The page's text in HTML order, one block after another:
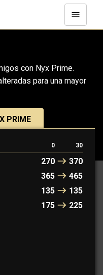
con Nyx Prime.
para una mayor
PRIME
0 30
270
370
365
465
135
135
175 225